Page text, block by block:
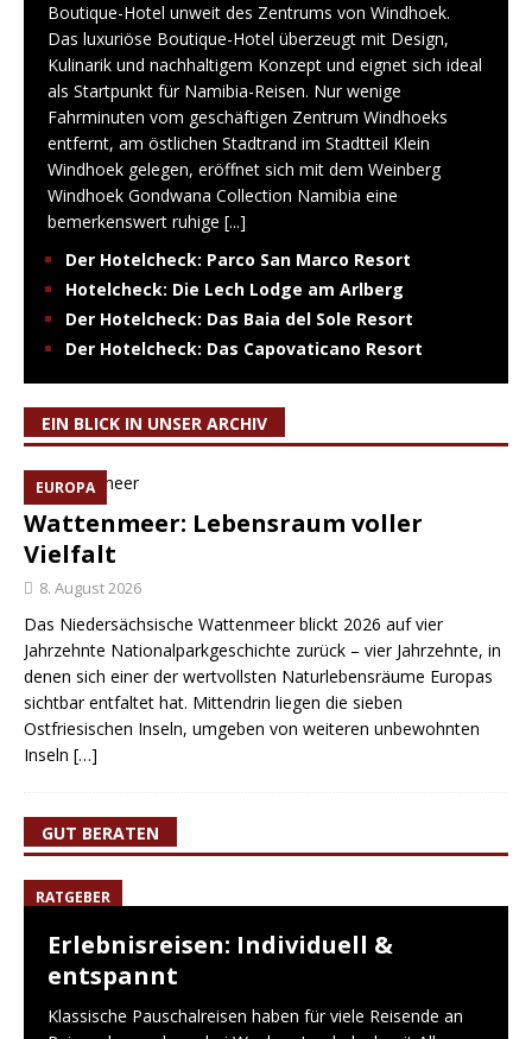
Boutique-Hotel unweit des Zentrums von Windhoek.
Das luxuriöse Boutique-Hotel überzeugt mit Design,
Kulinarik und nachhaltigem Konzept und eignet sich ideal
als Startpunkt für Namibia-Reisen. Nur wenige
Fahrminuten vom geschäftigen Zentrum Windhoeks
entfernt, am östlichen Stadtrand im Stadtteil Klein
Windhoek gelegen, eröffnet sich mit dem Weinberg
Windhoek Gondwana Collection Namibia eine
bemerkenswert ruhige [...]
Der Hotelcheck: Parco San Marco Resort
Hotelcheck: Die Lech Lodge am Arlberg
Der Hotelcheck: Das Baia del Sole Resort
Der Hotelcheck: Das Capovaticano Resort
EIN BLICK IN UNSER ARCHIV
EUROPA
Wattenmeer: Lebensraum voller
Vielfalt
8. August 2026
Das Niedersächsische Wattenmeer blickt 2026 auf vier
Jahrzehnte Nationalparkgeschichte zurück – vier Jahrzehnte, in
denen sich einer der wertvollsten Naturlebensräume Europas
sichtbar entfaltet hat. Mittendrin liegen die sieben
Ostfriesischen Inseln, umgeben von weiteren unbewohnten
Inseln […]
GUT BERATEN
RATGEBER
Erlebnisreisen: Individuell &
entspannt
Klassische Pauschalreisen haben für viele Reisende an